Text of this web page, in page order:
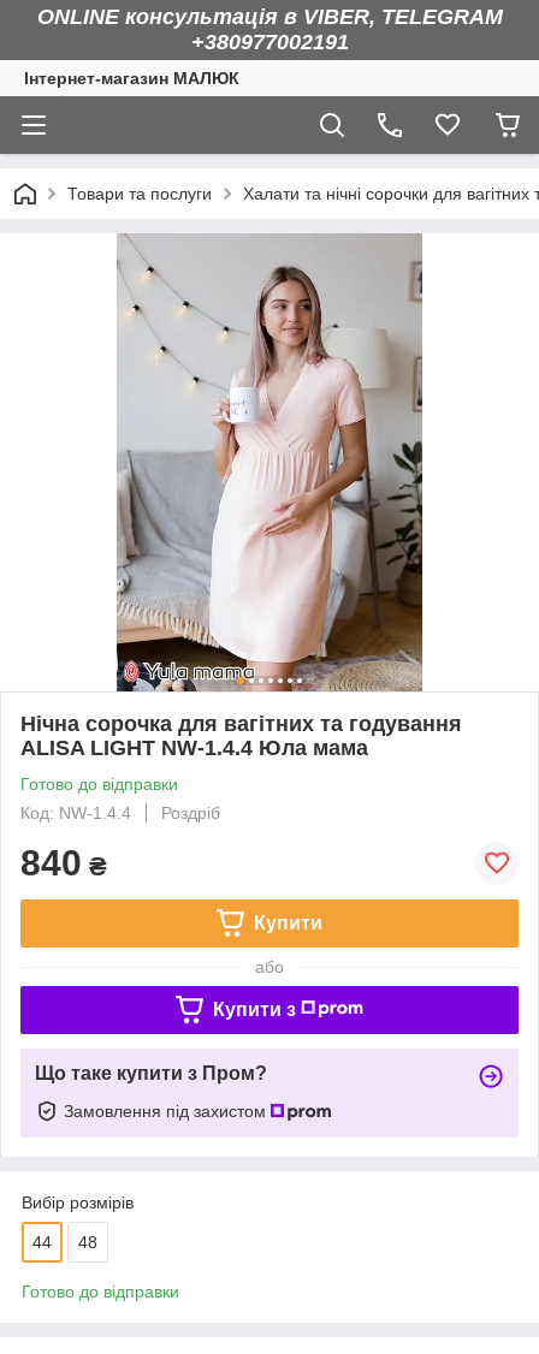
ONLINE консультація в VIBER, TELEGRAM
+380977002191
Інтернет-магазин МАЛЮК
Товари та послуги Халати та нічні сорочки для вагітних
Нічна сорочка для вагітних та годування
ALISA LIGHT NW-1.4.4 Юла мама
Готово до відправки
Код: NW-1.4.4
Роздріб
840 ₴
Купити
або
Купити з
Що таке купити з Пром?
Замовлення під захистом
Вибір розмірів
44 48
Готово до відправки